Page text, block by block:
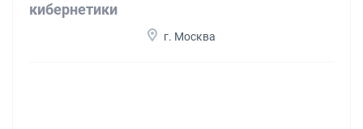
кибернетики
г. Москва